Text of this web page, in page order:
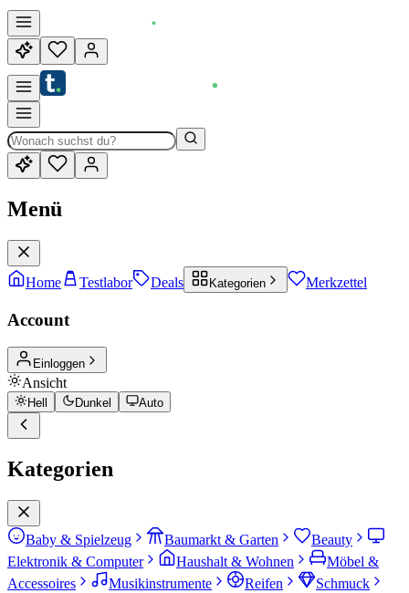
Menü
Home Testlabor Deals Kategorien Merkzettel
Account
Einloggen
Ansicht
Hell Dunkel Auto
Kategorien
Baby & Spielzeug Baumarkt & Garten
Beauty
Elektronik & Computer
Haushalt & Wohnen
Möbel &
Accessoires
Musikinstrumente Reifen
Schmuck